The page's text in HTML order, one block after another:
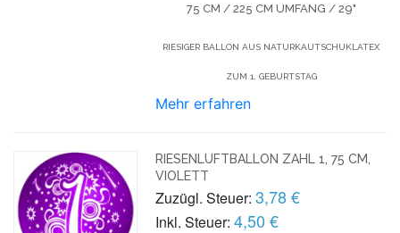
75 CM / 225 CM UMFANG / 29"
RIESIGER BALLON AUS NATURKAUTSCHUKLATEX
ZUM 1. GEBURTSTAG
Mehr erfahren
RIESENLUFTBALLON ZAHL 1, 75 CM,
VIOLETT
Zuzügl. Steuer: 3,78 €
Inkl. Steuer: 4,50 €